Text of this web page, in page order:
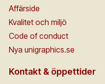
Affärside
Kvalitet och miljö
Code of conduct
Nya unigraphics.se
Kontakt & öppettider